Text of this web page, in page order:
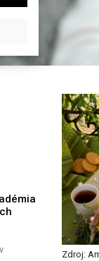
Zdroj: